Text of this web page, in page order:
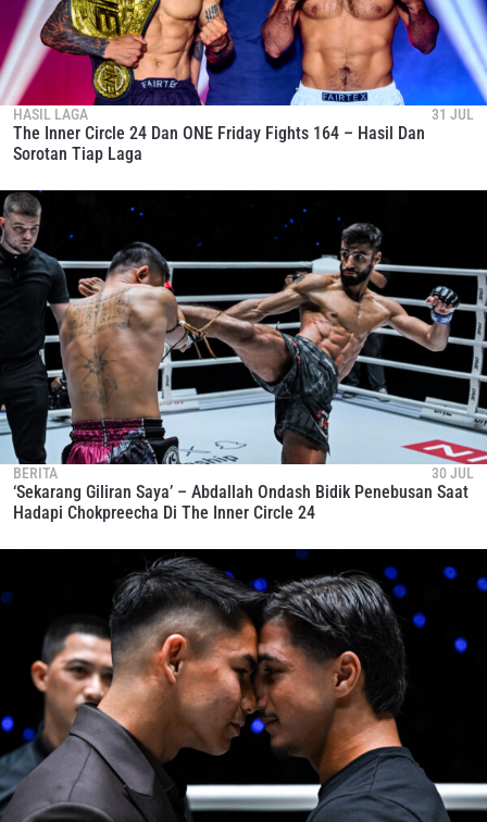
HASIL LAGA 31 JUL
The Inner Circle 24 Dan ONE Friday Fights 164 – Hasil Dan
Sorotan Tiap Laga
BERITA 30 JUL
‘Sekarang Giliran Saya’ – Abdallah Ondash Bidik Penebusan Saat
Hadapi Chokpreecha Di The Inner Circle 24